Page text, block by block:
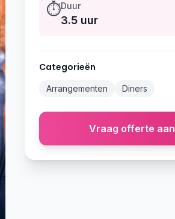
⏱️Duur
3.5 uur
Categorieën
Arrangementen Diners
Vraag offerte aan